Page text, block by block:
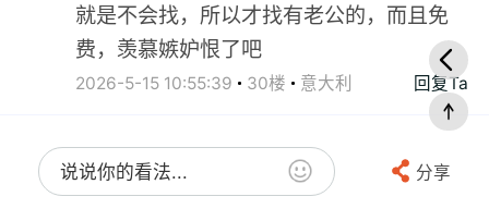
就是不会找，所以才找有老公的，而且免
费，羡慕嫉妒恨了吧
2026-5-15 10:55:39 30楼 意大利 回复Ta
说说你的看法... 分享